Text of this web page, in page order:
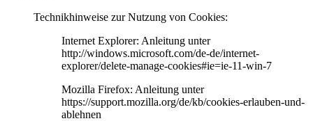
Technikhinweise zur Nutzung von Cookies:
Internet Explorer: Anleitung unter
http://windows.microsoft.com/de-de/internet-
explorer/delete-manage-cookies#ie=ie-11-win-7
Mozilla Firefox: Anleitung unter
https://support.mozilla.org/de/kb/cookies-erlauben-und-
ablehnen